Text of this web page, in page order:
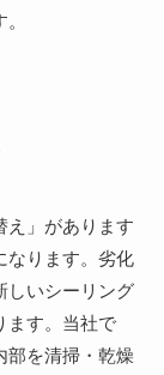
え」があります
なります。劣化
しいシーリング
ます。当社で
部を清掃・乾燥